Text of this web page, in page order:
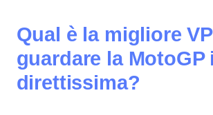
Qual è la migliore
guardare la MotoGP
direttissima?